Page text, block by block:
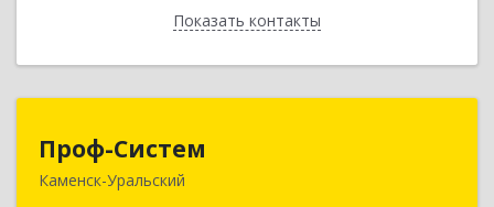
Показать контакты
Назад
Проф-Систем
Каменск-Уральский
623406, Свердловская обл, Каменск-Уральский